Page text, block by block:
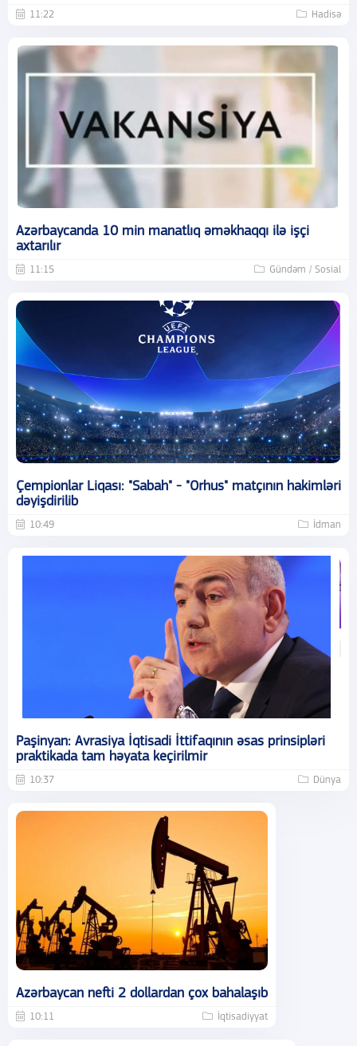
11:22 Hadisə
Azərbaycanda 10 min manatlıq əməkhaqqı ilə işçi
axtarılır
11:15 Gündəm / Sosial
Çempionlar Liqası: "Sabah" - "Orhus" matçının hakimləri
dəyişdirilib
10:49 İdman
Paşinyan: Avrasiya İqtisadi İttifaqının əsas prinsipləri
praktikada tam həyata keçirilmir
10:37 Dünya
Azərbaycan nefti 2 dollardan çox bahalaşıb
10:11 İqtisadiyyat